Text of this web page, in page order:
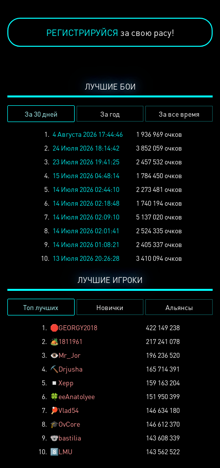
РЕГИСТРИРУЙСЯ за свою расу!
ЛУЧШИЕ БОИ
За 30 дней За год За все время
1. 4 Августа 2026 17:44:46
1 936 969 очков
2. 24 Июля 2026 18:14:42
3 852 059 очков
3. 23 Июля 2026 19:41:25
2 457 532 очков
4. 15 Июля 2026 04:48:14
1 784 450 очков
5. 14 Июля 2026 02:44:10
2 273 481 очков
6. 14 Июля 2026 02:18:48
1 740 194 очков
7. 14 Июля 2026 02:09:10
5 137 020 очков
8. 14 Июля 2026 02:01:41
2 524 335 очков
9. 14 Июля 2026 01:08:21
2 405 337 очков
10. 13 Июля 2026 20:26:28 3 410 094 очков
ЛУЧШИЕ ИГРОКИ
Топ лучших Новички Альянсы
1. 🛑GEORGY2018
422 149 238
2. 🏕️1811961
217 241 078
3. 👁️Mr_Jor
196 236 520
4. ⛏️ Drjusha
165 714 391
5.
◽ Xepp
159 163 204
6. 🍀eeAnatolyee
151 950 399
7.
🏓Vlad54
146 634 180
8. 🎓OvCore
146 612 370
9. 🐨bastilia
143 608 339
10. 8️⃣LMU 143 562 522